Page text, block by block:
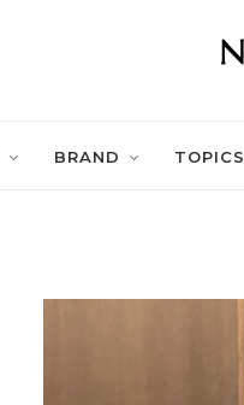
BRAND TOPICS